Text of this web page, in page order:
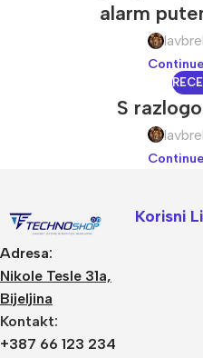
alarm
S
Adresa:
Nikole Tesle 31a,
Bijeljina
Kontakt:
+387 66 123 234
Korisni